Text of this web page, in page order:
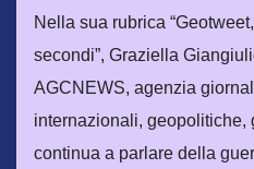
Nella sua rubrica
secondi”, Graziella
AGCNEWS, agenzia
internazionali, geopolitiche,
continua a parlare della